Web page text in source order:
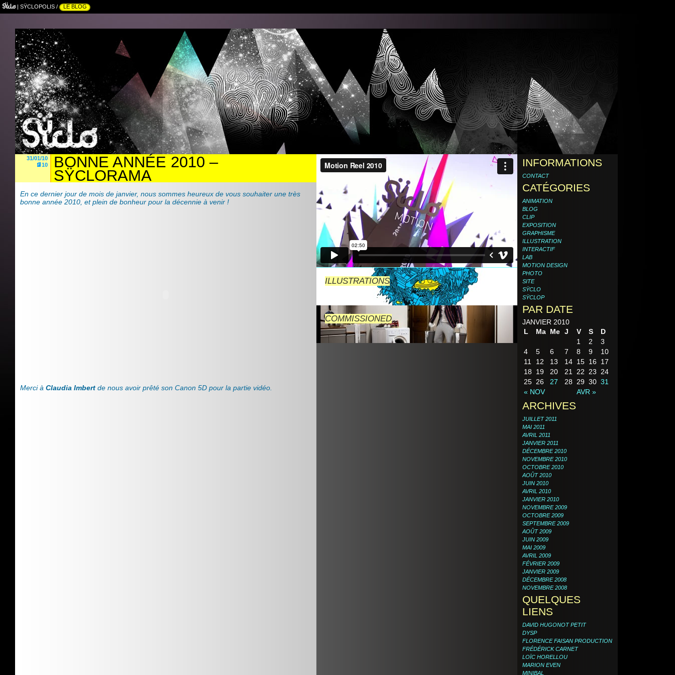
| SŸCLOPOLIS / LE BLOG
INFORMATIONS
CONTACT
CATÉGORIES
ANIMATION
BLOG
CLIP
EXPOSITION
GRAPHISME
ILLUSTRATION
INTERACTIF
LAB
MOTION DESIGN
PHOTO
SITE
SŸCLO
SŸCLOP
PAR DATE
JANVIER 2010
L
Ma Me J V S D
« NOV AVR »
1 2
3
4
5 6 7 8 9
10
11
12 13 14 15 16 17
18
19 20 21 22 23
24
25 26 27 28 29 30 31
ARCHIVES
JUILLET 2011
MAI 2011
AVRIL 2011
JANVIER 2011
DÉCEMBRE 2010
NOVEMBRE 2010
OCTOBRE 2010
AOÛT 2010
JUIN 2010
AVRIL 2010
JANVIER 2010
NOVEMBRE 2009
OCTOBRE 2009
SEPTEMBRE 2009
AOÛT 2009
JUIN 2009
MAI 2009
AVRIL 2009
FÉVRIER 2009
JANVIER 2009
DÉCEMBRE 2008
NOVEMBRE 2008
QUELQUES
LIENS
DAVID HUGONOT PETIT
DYSP
FLORENCE FAISAN PRODUCTION
FRÉDÉRICK CARNET
LOÏC HORELLOU
MARION EVEN
MINIBAL
ILLUSTRATIONS
COMMISSIONED
31/01/10
10
BONNE ANNÉE 2010 –
SŸCLORAMA
En ce dernier jour de mois de janvier, nous sommes heureux de vous souhaiter une très
bonne année 2010, et plein de bonheur pour la décennie à venir !
Merci à Claudia Imbert de nous avoir prêté son Canon 5D pour la partie vidéo.